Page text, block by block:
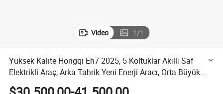
Video 1/1
Yüksek Kalite Hongqi Eh7 2025, 5 Koltuklar Akıllı Saf
Elektrikli Araç, Arka Tahrik Yeni Enerji Aracı, Orta Büyük
Sedan Araç, Sol Tekerlekli, Çok Satan